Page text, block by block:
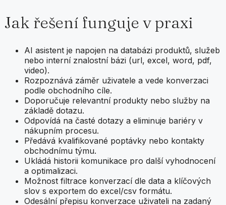
Jak řešení funguje v praxi
AI asistent je napojen na databázi produktů, služeb
nebo interní znalostní bázi (url, excel, word, pdf,
video).
Rozpoznává záměr uživatele a vede konverzaci
podle obchodního cíle.
Doporučuje relevantní produkty nebo služby na
základě dotazu.
Odpovídá na časté dotazy a eliminuje bariéry v
nákupním procesu.
Předává kvalifikované poptávky nebo kontakty
obchodnímu týmu.
Ukládá historii komunikace pro další vyhodnocení
a optimalizaci.
Možnost filtrace konverzací dle data a klíčových
slov s exportem do excel/csv formátu.
Odesální přepisu konverzace uživateli na zadaný